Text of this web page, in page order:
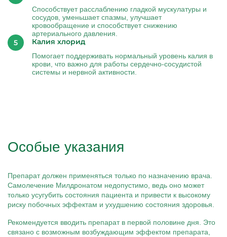
Способствует расслаблению гладкой мускулатуры и
сосудов, уменьшает спазмы, улучшает
кровообращение и способствует снижению
артериального давления.
Калия хлорид
Помогает поддерживать нормальный уровень калия в
крови, что важно для работы сердечно-сосудистой
системы и нервной активности.
Особые указания
Препарат должен применяться только по назначению врача.
Самолечение Милдронатом недопустимо, ведь оно может
только усугубить состояния пациента и привести к высокому
риску побочных эффектам и ухудшению состояния здоровья.
Рекомендуется вводить препарат в первой половине дня. Это
связано с возможным возбуждающим эффектом препарата,